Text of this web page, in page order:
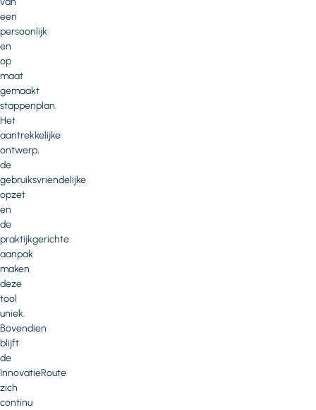
een
persoonlijk
en
op
maat
gemaakt
stappenplan.
Het
aantrekkelijke
ontwerp,
de
gebruiksvriendelijke
opzet
en
de
praktijkgerichte
aanpak
maken
deze
tool
uniek.
Bovendien
blijft
de
InnovatieRoute
zich
continu